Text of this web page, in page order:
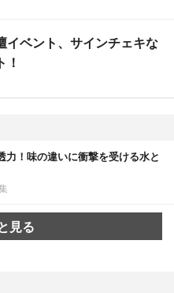
イベント、サインチェキな
！
力！味の違いに衝撃を受ける水と
見る